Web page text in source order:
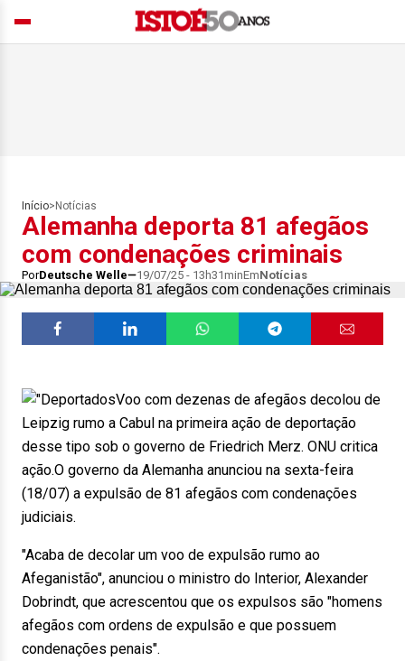
Início> Notícias
Alemanha deporta 81 afegãos
com condenações criminais
PorDeutsche Welle 19/07/25 - 13h31minEmNotícias
Voo com dezenas de afegãos decolou de
Leipzig rumo a Cabul na primeira ação de deportação
desse tipo sob o governo de Friedrich Merz. ONU critica
ação.O governo da Alemanha anunciou na sexta-feira
(18/07) a expulsão de 81 afegãos com condenações
judiciais.
"Acaba de decolar um voo de expulsão rumo ao
Afeganistão", anunciou o ministro do Interior, Alexander
Dobrindt, que acrescentou que os expulsos são "homens
afegãos com ordens de expulsão e que possuem
condenações penais".